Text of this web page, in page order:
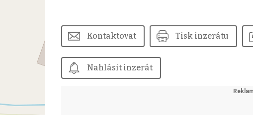
Kontaktovat Tisk inzerátu
Nahlásit inzerát